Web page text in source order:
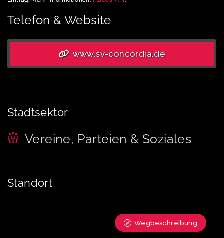
Telefon & Website
www.sv-concordia.de
Stadtsektor
Vereine, Parteien & Soziales
Standort
Wegbeschreibung